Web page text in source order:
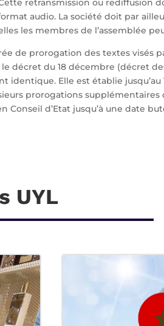
audio. La société doit par
les membres de l’assemblée
de prorogation des textes visés
décret du 18 décembre (décret
identique. Elle est établie jusqu’au
prorogations
Conseil d’Etat jusqu’à une date
UYL